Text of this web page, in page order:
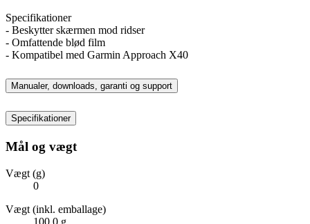
Specifikationer
- Beskytter skærmen mod ridser
- Omfattende blød film
- Kompatibel med Garmin Approach X40
Manualer, downloads, garanti og support
Specifikationer
Mål og vægt
Vægt (g)
0
Vægt (inkl. emballage)
100,0 g